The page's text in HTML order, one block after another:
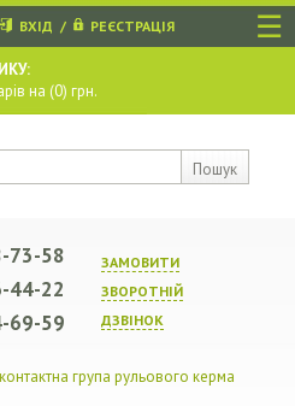
☰
Пошук
ВХІД / РЕЄСТРАЦІЯ
на (0) грн.
ЗАМОВИТИ
ЗВОРОТНIЙ
ДЗВIНОК
73-58
44-22
69-59
група рульового керма